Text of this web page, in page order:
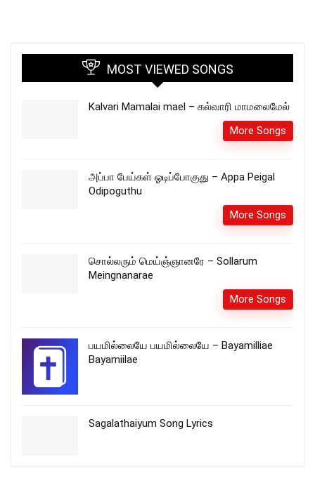
MOST VIEWED SONGS
Kalvari Mamalai mael – கல்வாரி மாமலைமேல்
More Songs
அப்பா பேய்கள் ஓடிப்போகுது – Appa Peigal
Odipoguthu
More Songs
சொல்லரும் மெய்ஞ்ஞானரே – Sollarum
Meingnanarae
More Songs
பயமில்லையே பயமில்லையே – Bayamilliae
Bayamiilae
Sagalathaiyum Song Lyrics